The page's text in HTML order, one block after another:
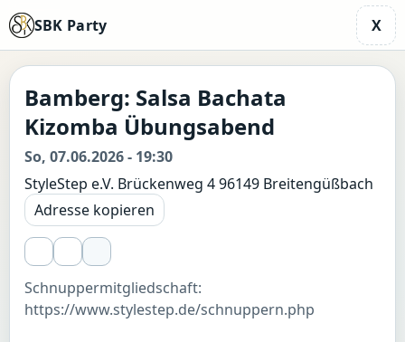
SBK Party X
Bamberg: Salsa Bachata
Kizomba Übungsabend
So, 07.06.2026 - 19:30
StyleStep e.V. Brückenweg 4 96149 Breitengüßbach
Adresse kopieren
Schnuppermitgliedschaft:
https://www.stylestep.de/schnuppern.php